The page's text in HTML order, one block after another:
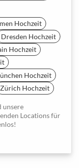
Hochzeit
Dresden Hochzeit
Hochzeit
Hochzeit
Zürich Hochzeit
unsere
Locations für